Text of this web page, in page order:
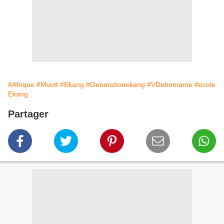
#Afrique #Mvett #Ekang #Generationekang #VDebomame #ecole
Ekang
Partager